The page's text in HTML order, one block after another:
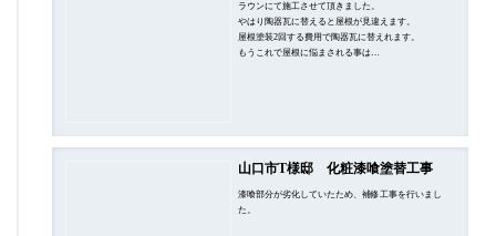
ラウンにて施工させて頂きました。
やはり陶器瓦に替えると屋根が見違えます。
屋根塗装2回する費用で陶器瓦に替えれます。
もうこれで屋根に悩まされる事は…
山口市T様邸 化粧漆喰塗替工事
漆喰部分が劣化していたため、補修工事を行いまし
た。